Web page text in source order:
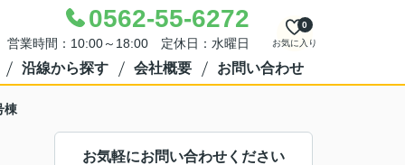
0562-55-6272
営業時間：10:00～18:00 定休日：水曜日 お気に入り
0
沿線から探す 会社概要 お問い合わせ
棟
お気軽にお問い合わせください